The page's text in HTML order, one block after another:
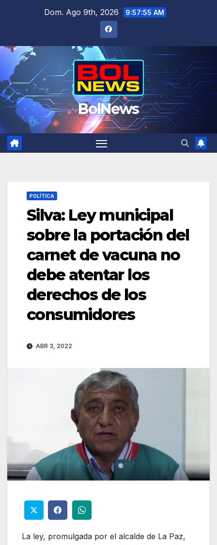
Dom. Ago 9th, 2026 9:57:56 AM
BolNews
POLÍTICA
Silva: Ley municipal
sobre la portación del
carnet de vacuna no
debe atentar los
derechos de los
consumidores
ABR 3, 2022
La ley, promulgada por el alcalde de La Paz,